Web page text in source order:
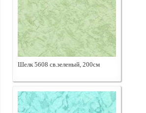
Шелк 5608 св.зеленый, 200см